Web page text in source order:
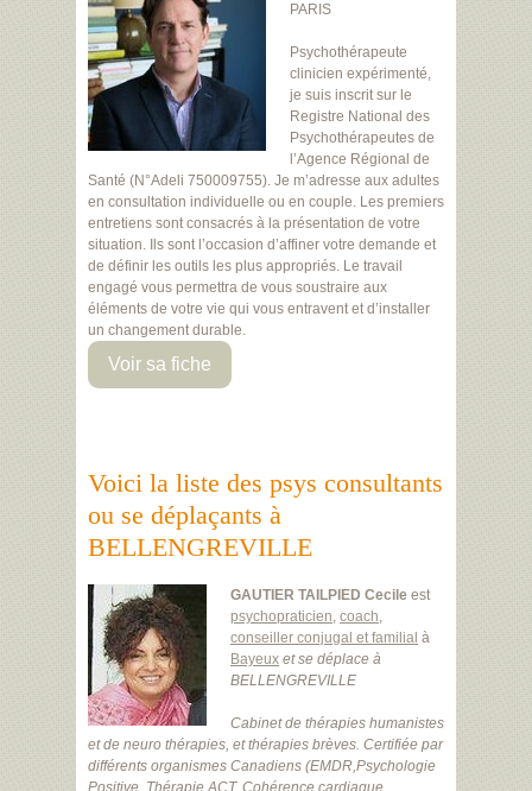
PARIS
Psychothérapeute
clinicien expérimenté,
je suis inscrit sur le
Registre National des
Psychothérapeutes de
l’Agence Régional de
Santé (N°Adeli 750009755). Je m’adresse aux adultes
en consultation individuelle ou en couple. Les premiers
entretiens sont consacrés à la présentation de votre
situation. Ils sont l’occasion d’affiner votre demande et
de définir les outils les plus appropriés. Le travail
engagé vous permettra de vous soustraire aux
éléments de votre vie qui vous entravent et d’installer
un changement durable.
Voir sa fiche
Voici la liste des psys consultants
ou se déplaçants à
BELLENGREVILLE
GAUTIER TAILPIED Cecile est
psychopraticien, coach,
conseiller conjugal et familial à
Bayeux et se déplace à
BELLENGREVILLE
Cabinet de thérapies humanistes
et de neuro thérapies, et thérapies brèves. Certifiée par
différents organismes Canadiens (EMDR,Psychologie
Positive, Thérapie ACT, Cohérence cardiaque,